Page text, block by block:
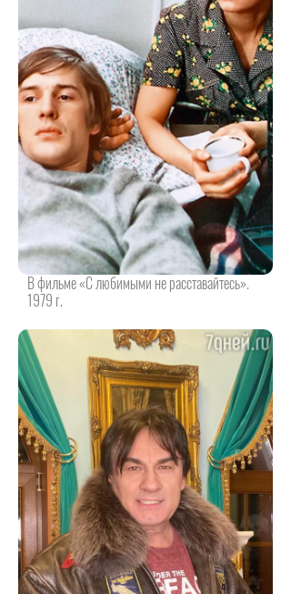
В фильме «С любимыми не расставайтесь».
1979 г.